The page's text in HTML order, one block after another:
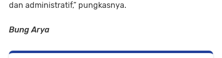
dan administratif,” pungkasnya.
Bung Arya